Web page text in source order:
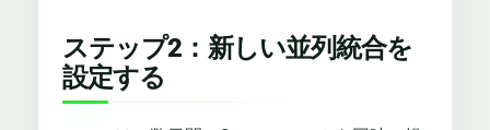
ステップ2：新しい並列統合を
設定する